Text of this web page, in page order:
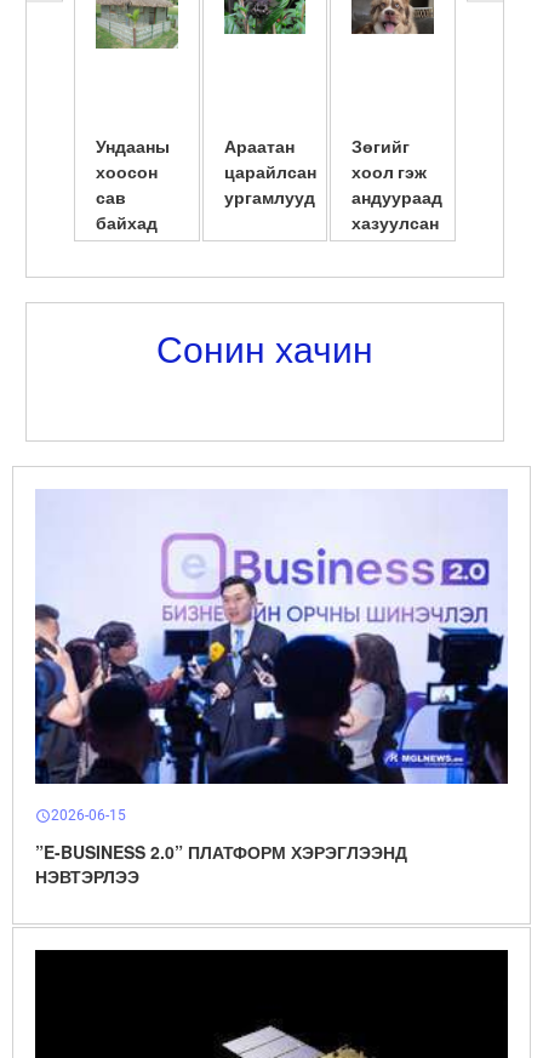
Ундааны
хоосон
сав
байхад
амьдарчих
юм байна
л даа
Араатан
царайлсан
ургамлууд
Зөгийг
хоол гэж
андуураад
хазуулсан
нь
...
Сонин хачин
schedule2026-06-15
”E-BUSINESS 2.0” ПЛАТФОРМ ХЭРЭГЛЭЭНД
НЭВТЭРЛЭЭ